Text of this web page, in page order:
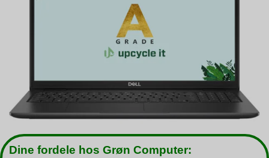
Dine fordele hos Grøn Computer: